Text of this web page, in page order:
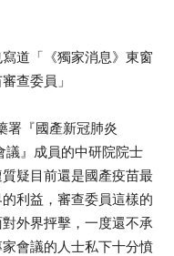
道「《獨家消息》東窗
查委員」
署『國產新冠肺炎
議』成員的中研院院士
疑目前還是國產疫苗最
利益，審查委員這樣的
外界抨擊，一度還不承
會議的人士私下十分憤